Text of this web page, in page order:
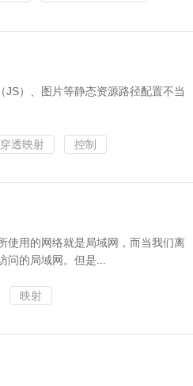
）、图片等静态资源路径配置不当
透映射 控制
使用的网络就是局域网，而当我们离
的局域网。但是...
映射